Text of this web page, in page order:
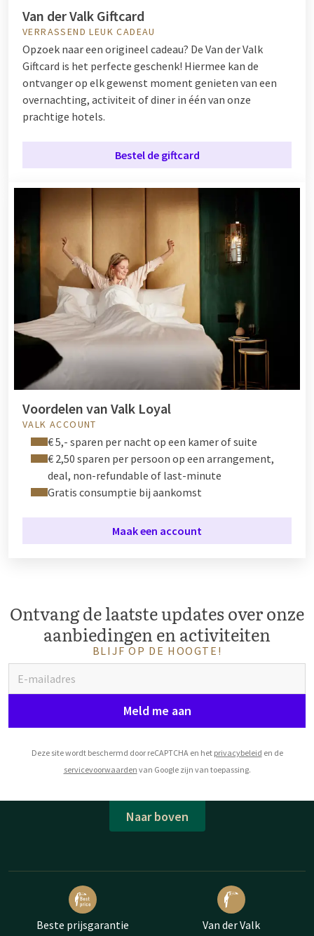
Van der Valk Giftcard
VERRASSEND LEUK CADEAU
Opzoek naar een origineel cadeau? De Van der Valk
Giftcard is het perfecte geschenk! Hiermee kan de
ontvanger op elk gewenst moment genieten van een
overnachting, activiteit of diner in één van onze
prachtige hotels.
Bestel de giftcard
Voordelen van Valk Loyal
VALK ACCOUNT
€ 5,- sparen per nacht op een kamer of suite
€ 2,50 sparen per persoon op een arrangement,
deal, non-refundable of last-minute
Gratis consumptie bij aankomst
Maak een account
Ontvang de laatste updates over onze
aanbiedingen en activiteiten
BLIJF OP DE HOOGTE!
Meld me aan
Deze site wordt beschermd door reCAPTCHA en het privacybeleid en de
servicevoorwaarden van Google zijn van toepassing.
Naar boven
Beste prijsgarantie Van der Valk